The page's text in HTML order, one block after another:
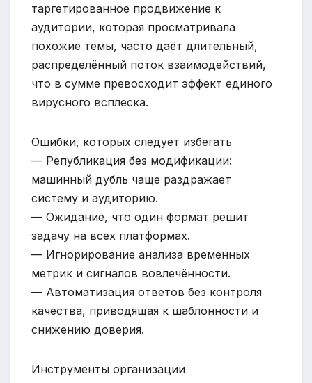
таргетированное продвижение к
аудитории, которая просматривала
похожие темы, часто даёт длительный,
распределённый поток взаимодействий,
что в сумме превосходит эффект единого
вирусного всплеска.
Ошибки, которых следует избегать
— Републикация без модификации:
машинный дубль чаще раздражает
систему и аудиторию.
— Ожидание, что один формат решит
задачу на всех платформах.
— Игнорирование анализа временных
метрик и сигналов вовлечённости.
— Автоматизация ответов без контроля
качества, приводящая к шаблонности и
снижению доверия.
Инструменты организации